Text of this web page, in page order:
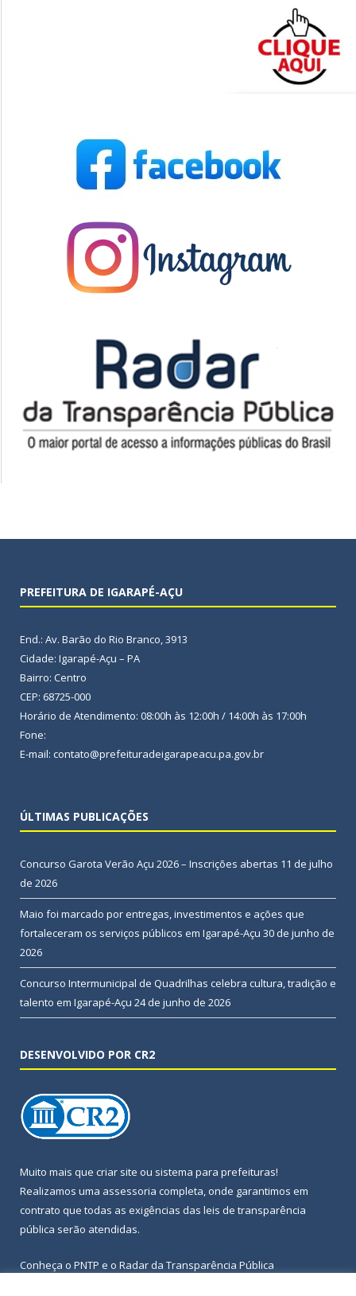
PREFEITURA DE IGARAPÉ-AÇU
End.: Av. Barão do Rio Branco, 3913
Cidade: Igarapé-Açu – PA
Bairro: Centro
CEP: 68725-000
Horário de Atendimento: 08:00h às 12:00h / 14:00h às 17:00h
Fone:
E-mail: contato@prefeituradeigarapeacu.pa.gov.br
ÚLTIMAS PUBLICAÇÕES
Concurso Garota Verão Açu 2026 – Inscrições abertas 11 de julho
de 2026
Maio foi marcado por entregas, investimentos e ações que
fortaleceram os serviços públicos em Igarapé-Açu 30 de junho de
2026
Concurso Intermunicipal de Quadrilhas celebra cultura, tradição e
talento em Igarapé-Açu 24 de junho de 2026
DESENVOLVIDO POR CR2
Muito mais que criar site ou sistema para prefeituras!
Realizamos uma assessoria completa, onde garantimos em
contrato que todas as exigências das leis de transparência
pública serão atendidas.
Conheça o PNTP e o Radar da Transparência Pública